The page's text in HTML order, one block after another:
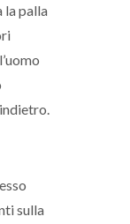
la palla
sulla